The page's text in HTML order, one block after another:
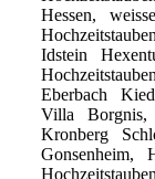
Hessen,
Idstein
Eberbach
Villa
Borgnis,
Kronberg
Gonsenheim,